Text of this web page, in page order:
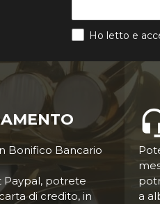
Ho letto e
Bonifico Bancario
Paypal, potrete
di credito, in
a